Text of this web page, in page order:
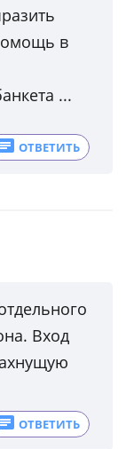
в
...
ОТВЕТИТЬ
Вход
ОТВЕТИТЬ